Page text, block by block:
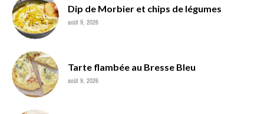
Dip de Morbier et chips de légumes
août 9, 2026
Tarte flambée au Bresse Bleu
août 9, 2026